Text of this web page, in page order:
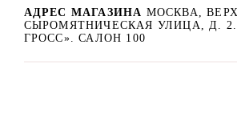
АДРЕС МАГАЗИНА МОСКВА,
СЫРОМЯТНИЧЕСКАЯ УЛИЦА, Д.
ГРОСС». САЛОН 100